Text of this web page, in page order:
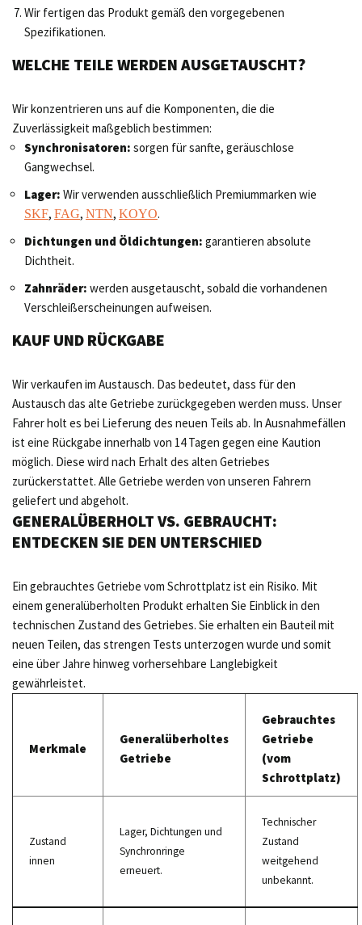
Wir fertigen das Produkt gemäß den vorgegebenen
Spezifikationen.
WELCHE TEILE WERDEN AUSGETAUSCHT?
Wir konzentrieren uns auf die Komponenten, die die
Zuverlässigkeit maßgeblich bestimmen:
Synchronisatoren: sorgen für sanfte, geräuschlose
Gangwechsel.
Lager: Wir verwenden ausschließlich Premiummarken wie
SKF, FAG, NTN, KOYO.
Dichtungen und Öldichtungen: garantieren absolute
Dichtheit.
Zahnräder: werden ausgetauscht, sobald die vorhandenen
Verschleißerscheinungen aufweisen.
KAUF UND RÜCKGABE
Wir verkaufen im Austausch. Das bedeutet, dass für den
Austausch das alte Getriebe zurückgegeben werden muss. Unser
Fahrer holt es bei Lieferung des neuen Teils ab. In Ausnahmefällen
ist eine Rückgabe innerhalb von 14 Tagen gegen eine Kaution
möglich. Diese wird nach Erhalt des alten Getriebes
zurückerstattet. Alle Getriebe werden von unseren Fahrern
geliefert und abgeholt.
GENERALÜBERHOLT VS. GEBRAUCHT:
ENTDECKEN SIE DEN UNTERSCHIED
Ein gebrauchtes Getriebe vom Schrottplatz ist ein Risiko. Mit
einem generalüberholten Produkt erhalten Sie Einblick in den
technischen Zustand des Getriebes. Sie erhalten ein Bauteil mit
neuen Teilen, das strengen Tests unterzogen wurde und somit
eine über Jahre hinweg vorhersehbare Langlebigkeit
gewährleistet.
Merkmale
Generalüberholtes
Getriebe
Gebrauchtes
Getriebe
(vom
Schrottplatz)
Zustand
innen
Lager, Dichtungen und
Synchronringe
erneuert.
Technischer
Zustand
weitgehend
unbekannt.